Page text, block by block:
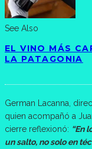
See Also
EL VINO MÁS
LA PATAGONIA
German Lacanna,
quien acompañó a
cierre reflexionó: “En
un salto, no solo en